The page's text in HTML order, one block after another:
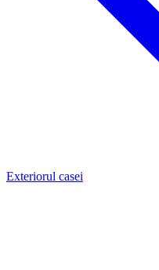
Exteriorul casei